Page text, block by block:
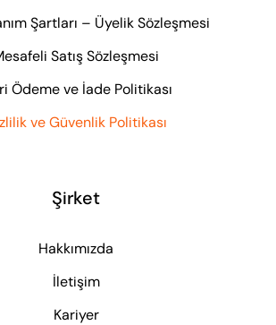
Şartları – Üyelik Sözleşmesi
Satış Sözleşmesi
Ödeme ve İade Politikası
ve Güvenlik Politikası
Şirket
Hakkımızda
İletişim
Kariyer